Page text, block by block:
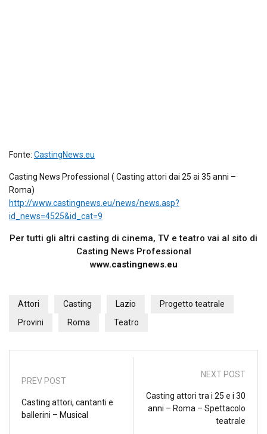
Fonte: CastingNews.eu
Casting News Professional ( Casting attori dai 25 ai 35 anni –
Roma)
http://www.castingnews.eu/news/news.asp?
id_news=4525&id_cat=9
Per tutti gli altri casting di cinema, TV e teatro vai al sito di
Casting News Professional
www.castingnews.eu
Attori Casting Lazio
Progetto teatrale
Provini
Roma Teatro
PREV POST
Casting attori, cantanti e
ballerini – Musical
NEXT POST
Casting attori tra i 25 e i 30
anni – Roma – Spettacolo
teatrale